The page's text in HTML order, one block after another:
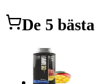
De 5 bästa